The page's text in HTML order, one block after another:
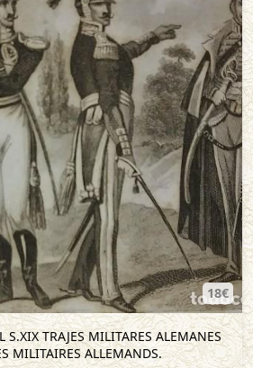
18€
TRAJES MILITARES ALEMANES
MILITAIRES ALLEMANDS.